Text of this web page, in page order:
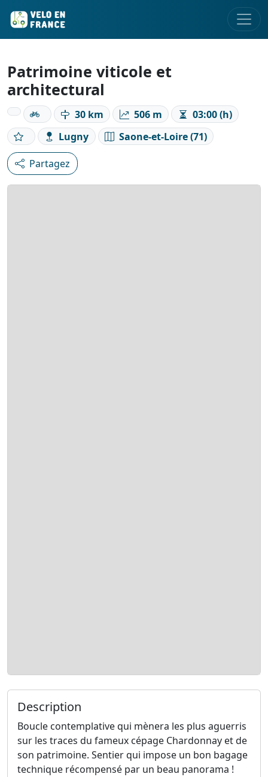
Patrimoine viticole et
architectural
30 km 506 m
03:00 (h)
Lugny
Saone-et-Loire (71)
Partagez
Description
Boucle contemplative qui mènera les plus aguerris
sur les traces du fameux cépage Chardonnay et de
son patrimoine. Sentier qui impose un bon bagage
technique récompensé par un beau panorama !